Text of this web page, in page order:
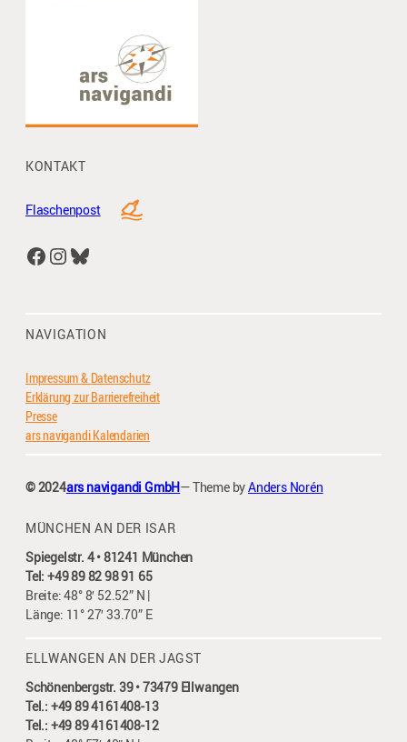
KONTAKT
Flaschenpost
Facebook InstagramBluesky
NAVIGATION
Impressum & Datenschutz
Erklärung zur Barrierefreiheit
Presse
ars navigandi Kalendarien
© 2024ars navigandi GmbH— Theme byAnders Norén
MÜNCHEN AN DER ISAR
Spiegelstr. 4 • 81241 München
Tel: +49 89 82 98 91 65
Breite: 48° 8′ 52.52” N |
Länge: 11° 27′ 33.70” E
ELLWANGEN AN DER JAGST
Schönenbergstr. 39 • 73479 Ellwangen
Tel.: +49 89 4161408-13
Tel.: +49 89 4161408-12